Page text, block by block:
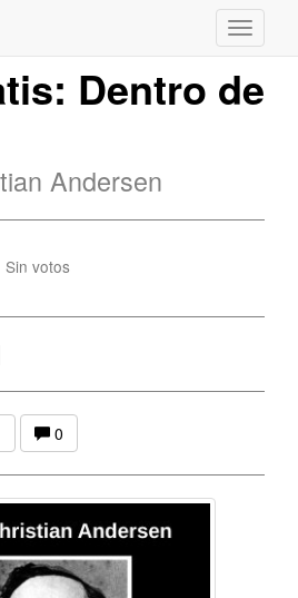
Dentro de
Andersen
Sin votos
0